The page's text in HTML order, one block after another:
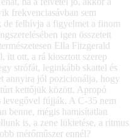
frekvenciasávban sem
de felhívja a figyelmet a finom
igen összetett
Ella Fitzgerald
itt ott, a rá kiosztott szerep
strófát, leginkább skattel és
annyira jól pozicionálja, hogy
kettőjük között. Apropó
fújják. A C-35 nem
benne, mégis hamisítatlan
is, a zene lüktetése, a ritmus
mérőműszer ennél?